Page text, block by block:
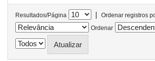
Resultados/Página |
Ordenar registros
Ordenar